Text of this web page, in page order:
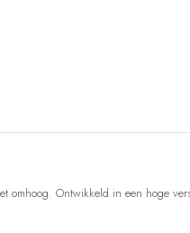
Ontwikkeld in een hoge